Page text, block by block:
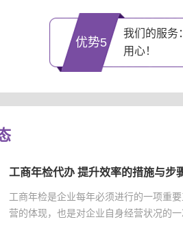
优势5
我们的服务
用心！
工商年检代办 提升效率的措施与步
工商年检是企业每年必须进行的一项重
营的体现，也是对企业自身经营状况的一